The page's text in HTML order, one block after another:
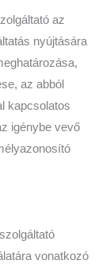
az
nyújtására
az abból
kapcsolatos
igénybe vevő
vonatkozó